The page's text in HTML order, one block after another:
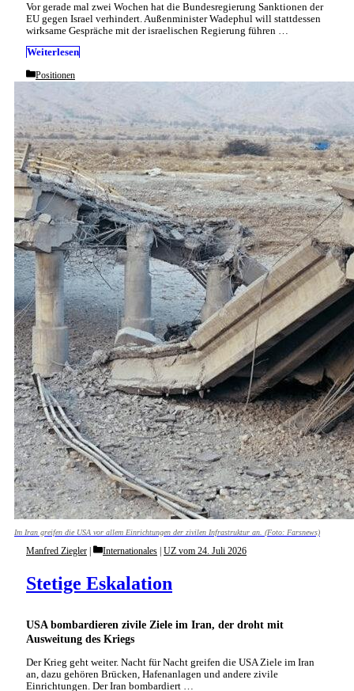
Vor gerade mal zwei Wochen hat die Bundesregierung Sanktionen der
EU gegen Israel verhindert. Außenminister Wadephul will stattdessen
wirksame Gespräche mit der israelischen Regierung führen …
Weiterlesen
Categories
Positionen
Im Iran greifen die USA vor allem Einrichtungen der zivilen Infrastruktur an. (Foto: Farsnews)
USA bombardieren zivile Ziele im Iran, der droht mit
Ausweitung des Kriegs
Stetige Eskalation
Manfred Ziegler Categories
Internationales UZ vom 24. Juli 2026
Der Krieg geht weiter. Nacht für Nacht greifen die USA Ziele im Iran
an, dazu gehören Brücken, Hafenanlagen und andere zivile
Einrichtungen. Der Iran bombardiert …